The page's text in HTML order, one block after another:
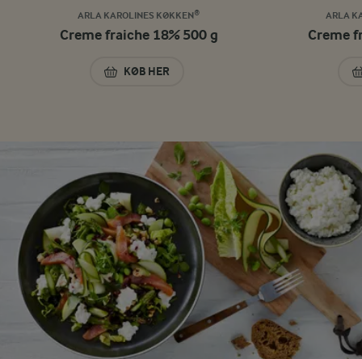
ARLA KAROLINES KØKKEN®
Creme fraiche 18% 500 g
KØB HER
CREME FRAICHE 18% 500 G
ARLA
Creme